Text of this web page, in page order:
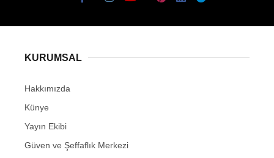
KURUMSAL
Hakkımızda
Künye
Yayın Ekibi
Güven ve Şeffaflık Merkezi